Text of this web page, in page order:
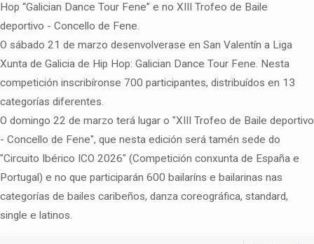
Hop “Galician Dance Tour Fene” e no XIII Trofeo de Baile
deportivo - Concello de Fene.
O sábado 21 de marzo desenvolverase en San Valentín a Liga
Xunta de Galicia de Hip Hop: Galician Dance Tour Fene. Nesta
competición inscribíronse 700 participantes, distribuídos en 13
categorías diferentes.
O domingo 22 de marzo terá lugar o "XIII Trofeo de Baile deportivo
- Concello de Fene", que nesta edición será tamén sede do
"Circuito Ibérico ICO 2026" (Competición conxunta de España e
Portugal) e no que participarán 600 bailaríns e bailarinas nas
categorías de bailes caribeños, danza coreográfica, standard,
single e latinos.